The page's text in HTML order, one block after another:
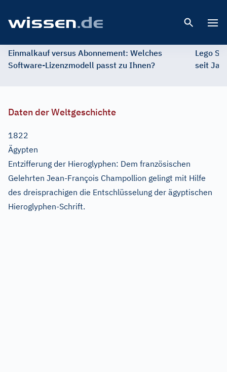
Einmalkauf versus Abonnement: Welches
Software-Lizenzmodell passt zu Ihnen?
Lego
seit
Daten der Weltgeschichte
1822
Ägypten
Entzifferung der Hieroglyphen: Dem französischen
Gelehrten Jean-François Champollion gelingt mit Hilfe
des dreisprachigen die Entschlüsselung der ägyptischen
Hieroglyphen-Schrift.